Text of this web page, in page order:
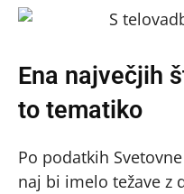
Ena največjih
to tematiko
Po podatkih
naj bi imelo težave z